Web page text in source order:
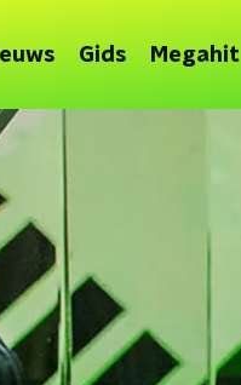
Gids Megahit